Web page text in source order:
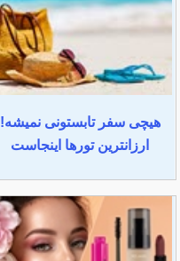
هیچی سفر تابستونی نمیشه!
ارزانترین تورها اینجاست